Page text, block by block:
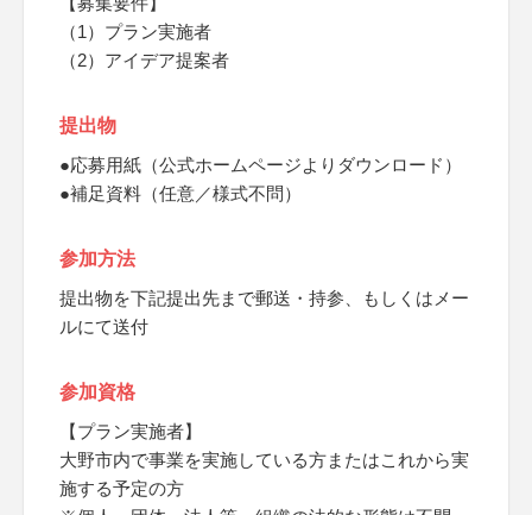
（1）プラン実施者
（2）アイデア提案者
提出物
●応募用紙（公式ホームページよりダウンロード）
●補足資料（任意／様式不問）
参加方法
提出物を下記提出先まで郵送・持参、もしくはメー
ルにて送付
参加資格
【プラン実施者】
大野市内で事業を実施している方またはこれから実
施する予定の方